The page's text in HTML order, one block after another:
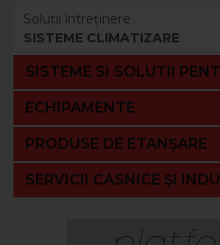
Soluţii întreţinere
SISTEME CLIMATIZARE
SISTEME SI SOLUTII
ECHIPAMENTE
PRODUSE DE ETANȘARE
SERVICII CASNICE ȘI